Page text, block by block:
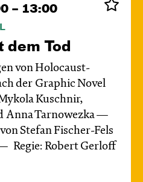
– 13:00
Tod
von Holocaust-
der Graphic Novel
Kuschnir,
Anna Tarnowezka —
Stefan Fischer-Fels
Regie: Robert Gerloff